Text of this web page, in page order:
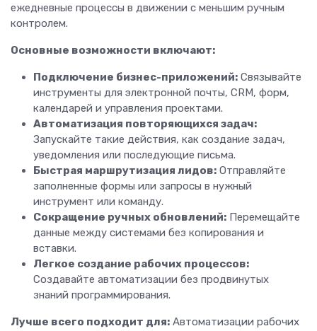
ежедневные процессы в движении с меньшим ручным
контролем.
Основные возможности включают:
Подключение бизнес-приложений: Связывайте
инструменты для электронной почты, CRM, форм,
календарей и управления проектами.
Автоматизация повторяющихся задач:
Запускайте такие действия, как создание задач,
уведомления или последующие письма.
Быстрая маршрутизация лидов: Отправляйте
заполненные формы или запросы в нужный
инструмент или команду.
Сокращение ручных обновлений: Перемещайте
данные между системами без копирования и
вставки.
Легкое создание рабочих процессов:
Создавайте автоматизации без продвинутых
знаний программирования.
Лучше всего подходит для: Автоматизации рабочих